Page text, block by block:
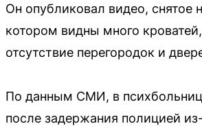
Он опубликовал видео, снятое
котором видны много
отсутствие перегородок и
По данным СМИ, в
после задержания полицией